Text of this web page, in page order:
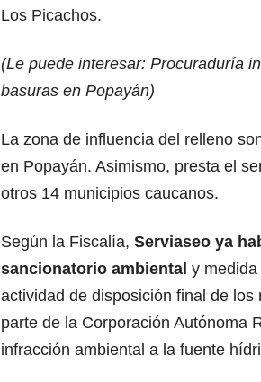
Los Picachos.
(Le puede interesar: Procuraduría
basuras en Popayán)
La zona de influencia del relleno
en Popayán. Asimismo, presta el
otros 14 municipios caucanos.
Según la Fiscalía, Serviaseo ya
sancionatorio ambiental y
actividad de disposición final de
parte de la Corporación Autónoma
infracción ambiental a la fuente